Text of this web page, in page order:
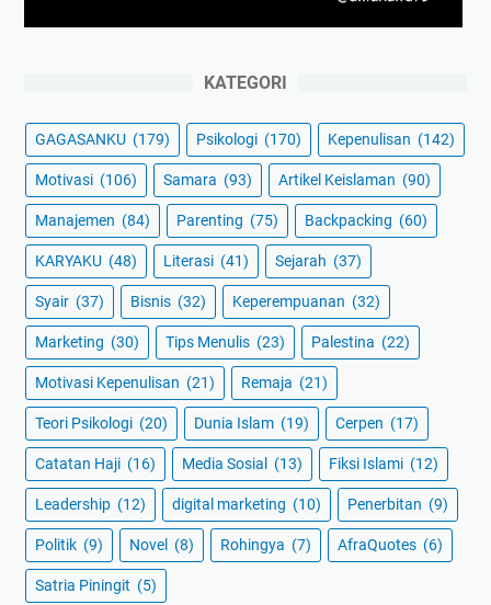
KATEGORI
GAGASANKU (179) Psikologi (170) Kepenulisan (142)
Motivasi (106) Samara (93) Artikel Keislaman (90)
Manajemen (84) Parenting (75) Backpacking (60)
KARYAKU (48) Literasi (41) Sejarah (37)
Syair (37) Bisnis (32) Keperempuanan (32)
Marketing (30) Tips Menulis (23) Palestina (22)
Motivasi Kepenulisan (21) Remaja (21)
Teori Psikologi (20) Dunia Islam (19) Cerpen (17)
Catatan Haji (16) Media Sosial (13) Fiksi Islami (12)
Leadership (12) digital marketing (10) Penerbitan (9)
Politik (9) Novel (8) Rohingya (7) AfraQuotes (6)
Satria Piningit (5)